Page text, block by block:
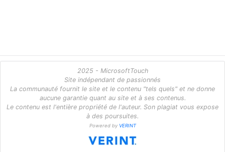
2025 - MicrosoftTouch
Site indépendant de passionnés
La communauté fournit le site et le contenu "tels quels" et ne donne
aucune garantie quant au site et à ses contenus.
Le contenu est l'entière propriété de l'auteur. Son plagiat vous expose
à des poursuites.
Powered by VERINT